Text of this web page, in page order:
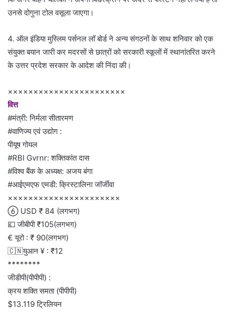
उनसे दोगुना टोल वसूला जाएगा।
4. ऑल इंडिया मुस्लिम पर्सनल लॉ बोर्ड ने अन्य संगठनों के साथ शनिवार को एक
संयुक्त बयान जारी कर मदरसों से छात्रों को सरकारी स्कूलों में स्थानांतरित करने
के उत्तर प्रदेश सरकार के आदेश की निंदा की।
×××××××××××××××××××××××
वित्त
#मंत्री: निर्मला सीतारमण
#वाणिज्य एवं उद्योग :
पीयूष गोयल
#RBI Gvrnr: शक्तिकांत दास
#विश्व बैंक के अध्यक्ष: अजय बंगा
#आईएमएफ एमडी: क्रिस्टालिना जॉर्जीवा
××××××××××××××××××××××
 USD ₹ 84 (लगभग)
💷 जीबीपी ₹105(लगभग)
€ यूरो : ₹ 90(लगभग)
🇨🇳युआन ¥ : ₹12
********
जीडीपी(पीपीपी) :
क्रय शक्ति समता (पीपीपी)
$13.119 ट्रिलियन